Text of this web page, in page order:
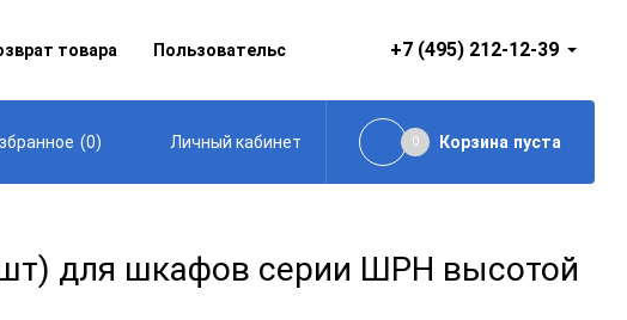
товара Пользовательское соглашение+7 (495) 212-12-39
(0) Личный кабинет 0 Корзина пуста
для шкафов серии ШРН высотой